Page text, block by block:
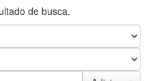
de busca.